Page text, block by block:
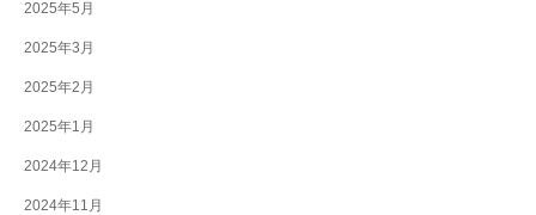
2025年5月
2025年3月
2025年2月
2025年1月
2024年12月
2024年11月